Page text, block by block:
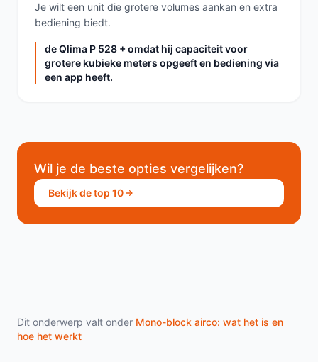
Je wilt een unit die grotere volumes aankan en extra
bediening biedt.
de Qlima P 528 + omdat hij capaciteit voor
grotere kubieke meters opgeeft en bediening via
een app heeft.
Wil je de beste opties vergelijken?
Bekijk de top 10
Dit onderwerp valt onder Mono-block airco: wat het is en
hoe het werkt